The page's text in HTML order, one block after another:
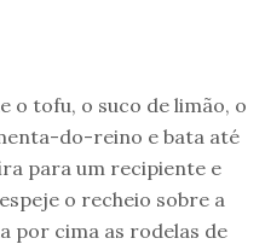
o tofu, o suco de limão, o
do-reino e bata até
para um recipiente e
o recheio sobre a
por cima as rodelas de